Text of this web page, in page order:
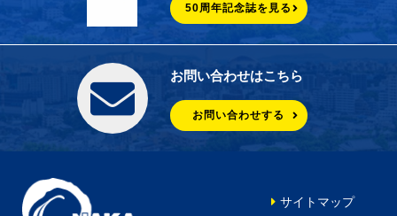
50周年記念誌を見る
お問い合わせはこちら
お問い合わせする
サイトマップ